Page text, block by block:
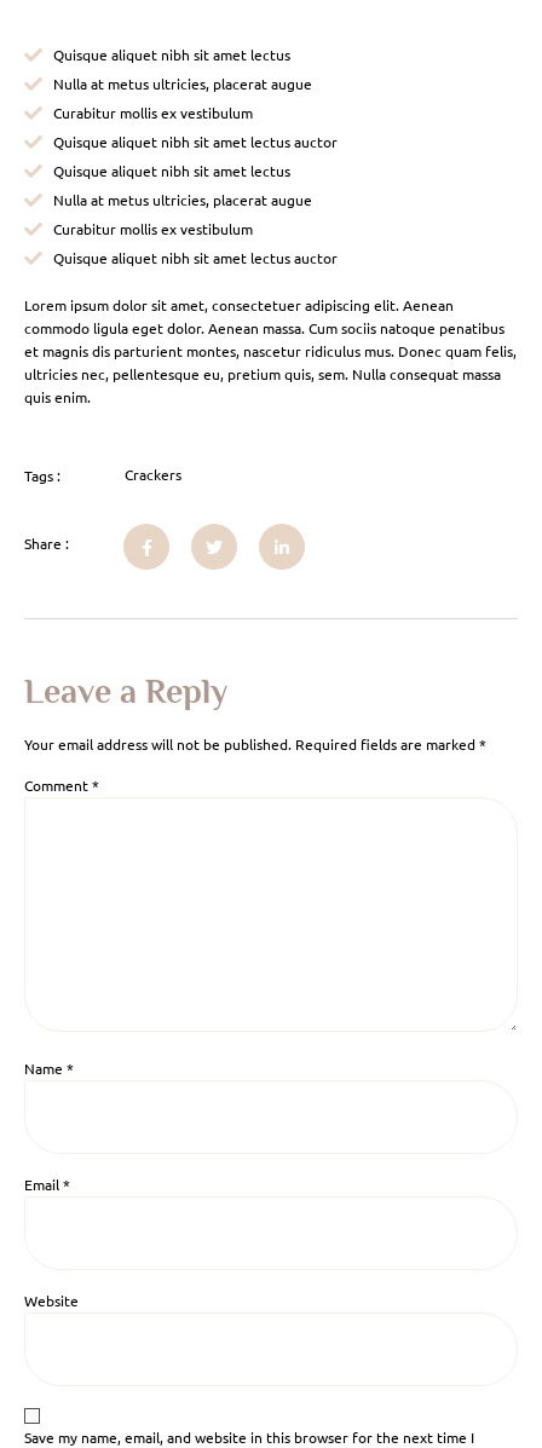
Quisque aliquet nibh sit amet lectus
Nulla at metus ultricies, placerat augue
Curabitur mollis ex vestibulum
Quisque aliquet nibh sit amet lectus auctor
Quisque aliquet nibh sit amet lectus
Nulla at metus ultricies, placerat augue
Curabitur mollis ex vestibulum
Quisque aliquet nibh sit amet lectus auctor
Lorem ipsum dolor sit amet, consectetuer adipiscing elit. Aenean
commodo ligula eget dolor. Aenean massa. Cum sociis natoque penatibus
et magnis dis parturient montes, nascetur ridiculus mus. Donec quam felis,
ultricies nec, pellentesque eu, pretium quis, sem. Nulla consequat massa
quis enim.
Tags : Crackers
Share :
Leave a Reply
Your email address will not be published. Required fields are marked*
Comment*
Name *
Email*
Website
Save my name, email, and website in this browser for the next time I